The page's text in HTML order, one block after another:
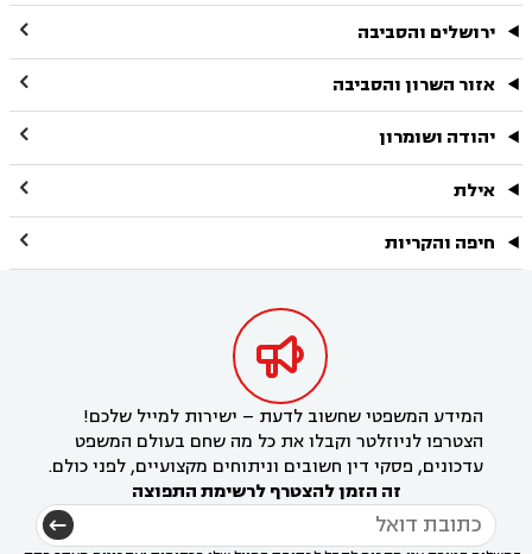
ירושלים והסביבה 
אזור השרון והסביבה 
יהודה ושומרון 
אילת 
חיפה והקריות 

המידע המשפטי שחשוב לדעת – ישירות למייל שלכם!
הצטרפו לניוזלטר וקבלו את כל מה שחם בעולם המשפט
עדכונים, פסקי דין חשובים וניתוחים מקצועיים, לפני כולם.
זה הזמן להצטרף לרשימת התפוצה